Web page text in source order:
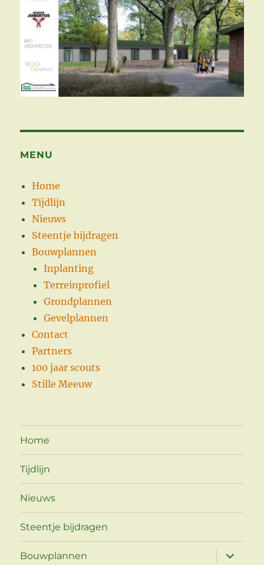
MENU
Home
Tijdlijn
Nieuws
Steentje bijdragen
Bouwplannen
Inplanting
Terreinprofiel
Grondplannen
Gevelplannen
Contact
Partners
100 jaar scouts
Stille Meeuw
Home
Tijdlijn
Nieuws
Steentje bijdragen
Bouwplannen
Open